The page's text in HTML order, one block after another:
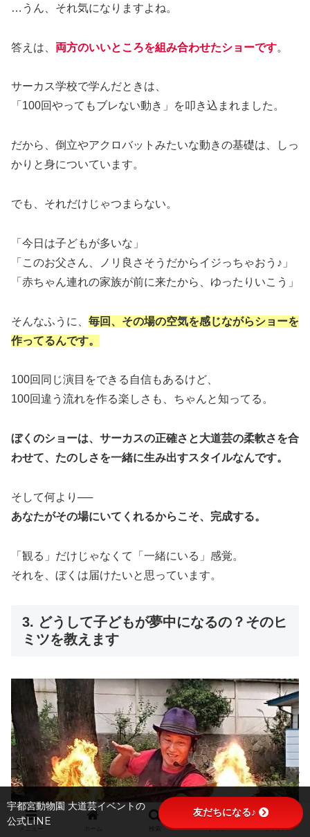
…うん、それ気になりますよね。
答えは、 両方のいいところを組み合わせたショーです。
サーカス学校で学んだときは、
「100回やってもブレない動き」を叩き込まれました。
だから、倒立やアクロバットみたいな動きの基礎は、しっ
かりと身についています。
でも、それだけじゃつまらない。
「今日は子どもが多いな」
「このお父さん、ノリ良さそうだからイジっちゃおう♪」
「赤ちゃん連れの家族が前に来たから、ゆったりいこう」
そんなふうに、 毎回、その場の空気を感じながらショーを
作ってるんです。
100回同じ演目をできる自信もあるけど、
100回違う流れを作る楽しさも、ちゃんと知ってる。
ぼくのショーは、サーカスの正確さと大道芸の柔軟さを合
わせて、たのしさを一緒に生み出すスタイルなんです。
そして何より──
あなたがその場にいてくれるからこそ、完成する。
「観る」だけじゃなくて「一緒にいる」感覚。
それを、ぼくは届けたいと思っています。
3. どうして子どもが夢中になるの？そのヒ
ミツを教えます
トップ サイドバー
宇都宮動物園 大道芸イベントの
公式LINE
友だちになる♪